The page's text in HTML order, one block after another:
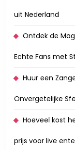
uit Nederland
Ontdek de
Echte Fans met
Huur een
Onvergetelijke
Hoeveel kost
prijs voor live